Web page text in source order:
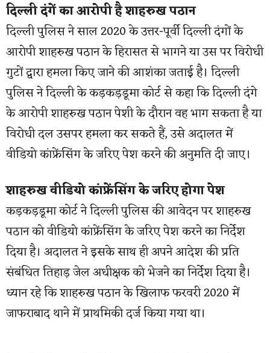
दिल्ली दंगें का आरोपी है शाहरुख पठान
दिल्ली पुलिस ने साल 2020 के उत्तर-पूर्वी दिल्ली दंगों के
आरोपी शाहरुख पठान के हिरासत से भागने या उस पर विरोधी
गुटों द्वारा हमला किए जाने की आशंका जताई है। दिल्ली
पुलिस ने दिल्ली के कड़कड़डूमा कोर्ट से कहा कि दिल्ली दंगे
के आरोपी शाहरुख पठान पेशी के दौरान वह भाग सकता है या
विरोधी दल उसपर हमला कर सकते हैं, उसे अदालत में
वीडियो कांफ्रेंसिंग के जरिए पेश करने की अनुमति दी जाए।
शाहरुख वीडियो कांफ्रेंसिंग के जरिए होगा पेश
कड़कड़डूमा कोर्ट ने दिल्ली पुलिस की आवेदन पर शाहरुख
पठान को वीडियो कांफ्रेंसिंग के जरिए पेश करने का निर्देश
दिया है। अदालत ने इसके साथ ही अपने आदेश की प्रति
संबंधित तिहाड़ जेल अधीक्षक को भेजने का निर्देश दिया है।
ध्यान रहे कि शाहरुख पठान के खिलाफ फरवरी 2020 में
जाफराबाद थाने में प्राथमिकी दर्ज किया गया था।